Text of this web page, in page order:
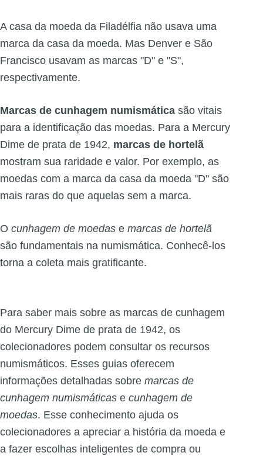
A casa da moeda da Filadélfia não usava uma
marca da casa da moeda. Mas Denver e São
Francisco usavam as marcas "D" e "S",
respectivamente.
Marcas de cunhagem numismática são vitais
para a identificação das moedas. Para a Mercury
Dime de prata de 1942, marcas de hortelã
mostram sua raridade e valor. Por exemplo, as
moedas com a marca da casa da moeda "D" são
mais raras do que aquelas sem a marca.
O cunhagem de moedas e marcas de hortelã
são fundamentais na numismática. Conhecê-los
torna a coleta mais gratificante.
Para saber mais sobre as marcas de cunhagem
do Mercury Dime de prata de 1942, os
colecionadores podem consultar os recursos
numismáticos. Esses guias oferecem
informações detalhadas sobre marcas de
cunhagem numismáticas e cunhagem de
moedas. Esse conhecimento ajuda os
colecionadores a apreciar a história da moeda e
a fazer escolhas inteligentes de compra ou